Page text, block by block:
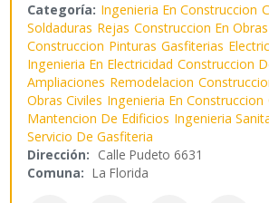
Categoría: Ingenieria En Construccion
Soldaduras Rejas Construccion En
Construccion Pinturas Gasfiterias
Ingenieria En Electricidad Construccion
Ampliaciones Remodelacion
Obras Civiles Ingenieria En Construccion
Mantencion De Edificios Ingenieria
Servicio De Gasfiteria
Dirección: Calle Pudeto 6631
Comuna: La Florida